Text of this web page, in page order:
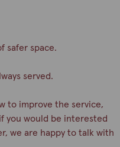
safer space.
served.
to improve the service,
you would be interested
we are happy to talk with